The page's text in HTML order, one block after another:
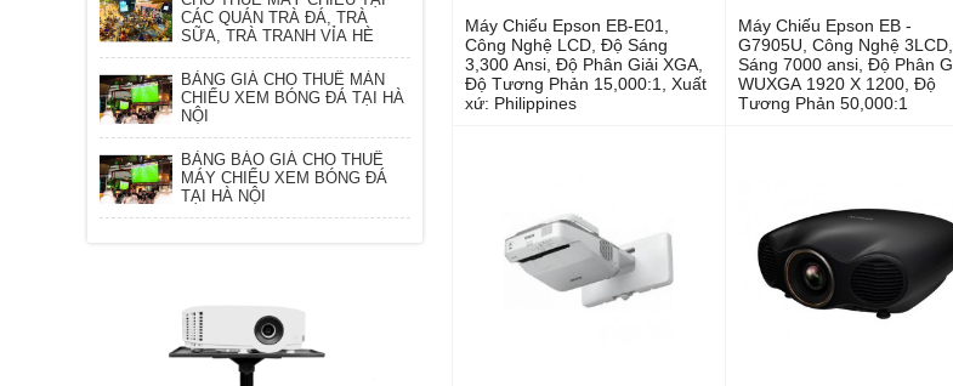
CÁC QUÁN TRÀ ĐÁ, TRÀ
SỮA, TRÀ TRANH VỈA HÈ
BẢNG GIÁ CHO THUÊ MÀN
CHIẾU XEM BÓNG ĐÁ TẠI HÀ
NỘI
BẢNG BÁO GIÁ CHO THUÊ
MÁY CHIẾU XEM BÓNG ĐÁ
TẠI HÀ NỘI
Máy Chiếu Epson EB-E01,
Công Nghệ LCD, Độ Sáng
3,300 Ansi, Độ Phân Giải XGA,
Độ Tương Phản 15,000:1, Xuất
xứ: Philippines
Máy Chiếu Epson EB -
G7905U, Công Nghệ
Sáng 7000 ansi, Độ Phân
WUXGA 1920 X 1200, Độ
Tương Phản 50,000:1